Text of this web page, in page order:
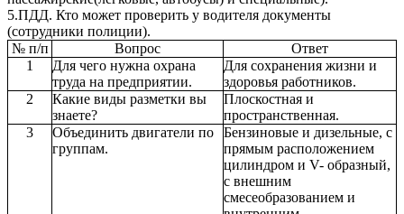
5.ПДД. Кто может проверить у водителя документы
(сотрудники полиции).
№ п/п
Вопрос
Ответ
1
Для чего нужна охрана
труда на предприятии.
Для сохранения жизни и
здоровья работников.
2
Какие виды разметки вы
знаете?
Плоскостная и
пространственная.
3
Объединить двигатели по
группам.
Бензиновые и дизельные, с
прямым расположением
цилиндром и V- образный,
с внешним
смесеобразованием и